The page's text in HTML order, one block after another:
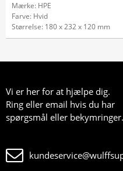
Mærke: HPE
Farve: Hvid
Størrelse: 180 x 232 x 120 mm
Vi er her for at hjælpe dig.
Ring eller email hvis du har
spørgsmål eller bekymringer.